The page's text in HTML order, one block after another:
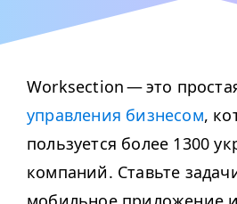
Worksection — это
управления бизнесом,
пользуется более 1300
компаний. Ставьте